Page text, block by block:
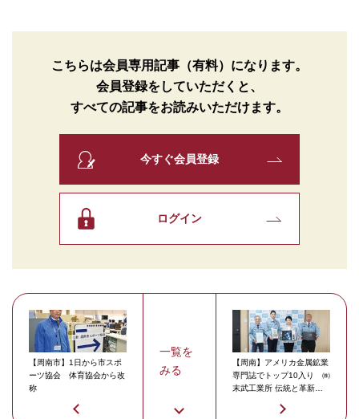
こちらは会員専用記事（有料）になります。
会員登録をしていただくと、
すべての記事をお読みいただけます。
今すぐ会員登録
ログイン
【周南市】1日から市スポ
ーツ協会 体育協会から改
称
一覧を
みる
【周南】アメリカ金属鉱業
専門誌でトップ10入り ㈱
末武工業所 伝統と革新の